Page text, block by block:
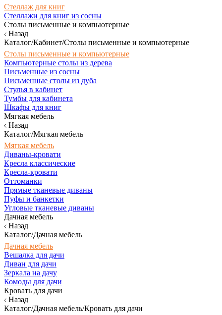
Стеллаж для книг
Стеллажи для книг из сосны
Столы письменные и компьютерные
Назад
Каталог/Кабинет/Столы письменные и компьютерные
Столы письменные и компьютерные
Компьютерные столы из дерева
Письменные из сосны
Письменные столы из дуба
Стулья в кабинет
Тумбы для кабинета
Шкафы для книг
Мягкая мебель
Назад
Каталог/Мягкая мебель
Мягкая мебель
Диваны-кровати
Кресла классические
Кресла-кровати
Оттоманки
Прямые тканевые диваны
Пуфы и банкетки
Угловые тканевые диваны
Дачная мебель
Назад
Каталог/Дачная мебель
Дачная мебель
Вешалка для дачи
Диван для дачи
Зеркала на дачу
Комоды для дачи
Кровать для дачи
Назад
Каталог/Дачная мебель/Кровать для дачи